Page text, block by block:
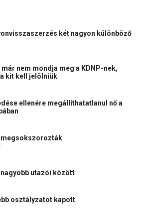
két nagyon különböző
nem mondja meg a KDNP-nek,
kit kell jelölniük
ellenére megállíthatatlanul nő a
utazói között
osztályzatot kapott